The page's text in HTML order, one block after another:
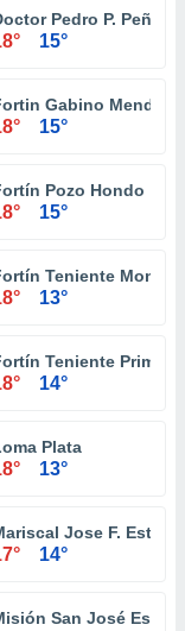
Pedro P. Peña
15°
Gabino Mendoza
15°
Pozo Hondo
15°
Teniente
13°
Teniente
14°
Plata
13°
Jose F.
14°
San José Estero